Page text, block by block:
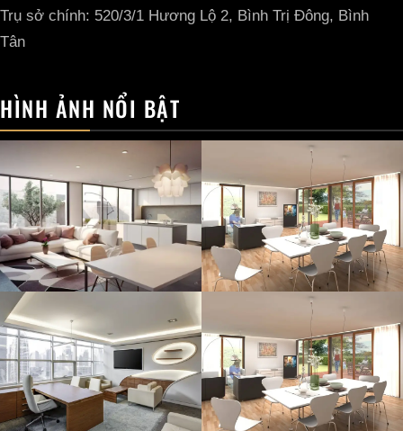
Trụ sở chính: 520/3/1 Hương Lộ 2, Bình Trị Đông, Bình
Tân
HÌNH ẢNH NỔI BẬT